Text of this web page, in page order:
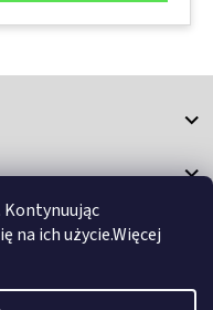
na ich użycie.Więcej